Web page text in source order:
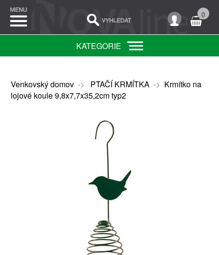
0
KATEGORIE
Venkovský domov-> PTAČÍ KRMÍTKA-> Krmítko na
lojové koule 9,8x7,7x35,2cm typ2